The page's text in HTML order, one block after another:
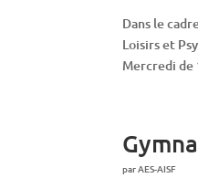
Dans le
Loisirs et
Mercredi de
parAES-AISF